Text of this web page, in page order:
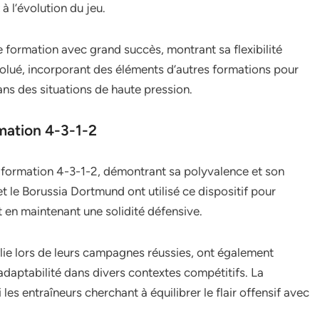
l’évolution du jeu.
avec grand succès, montrant sa flexibilité
incorporant des éléments d’autres formations pour
des situations de haute pression.
4-3-1-2
4-3-1-2, démontrant sa polyvalence et son
le Borussia Dortmund ont utilisé ce dispositif pour
maintenant une solidité défensive.
lors de leurs campagnes réussies, ont également
dans divers contextes compétitifs. La
entraîneurs cherchant à équilibrer le flair offensif avec